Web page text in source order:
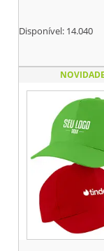
Disponível: 14.040
NOVIDADE